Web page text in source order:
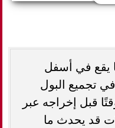
يقع في أسفل
تجميع البول
قبل إخراجه عبر
قد يحدث ما